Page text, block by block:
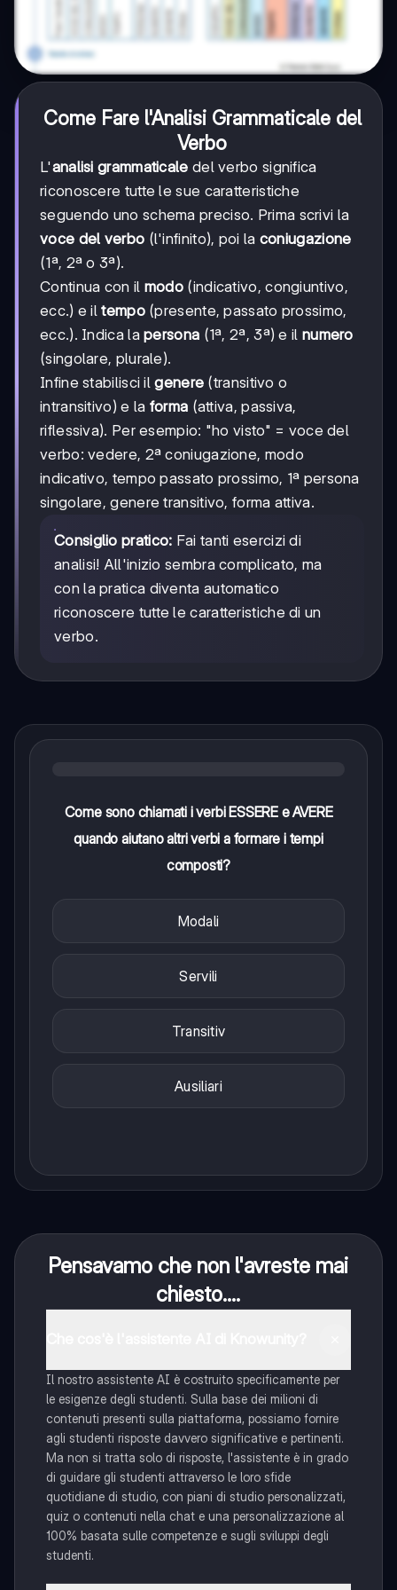
Come Fare l'Analisi Grammaticale del
Verbo
L'analisi grammaticale del verbo significa
riconoscere tutte le sue caratteristiche
seguendo uno schema preciso. Prima scrivi la
voce del verbo (l'infinito), poi la coniugazione
(1ª, 2ª o 3ª).
Continua con il modo (indicativo, congiuntivo,
ecc.) e iltempo(presente, passato prossimo,
ecc.). Indica lapersona (1ª, 2ª, 3ª) e il numero
(singolare, plurale).
Infine stabilisci ilgenere (transitivo o
intransitivo) e la forma (attiva, passiva,
riflessiva). Per esempio: "ho visto" = voce del
verbo: vedere, 2ª coniugazione, modo
indicativo, tempo passato prossimo, 1ª persona
singolare, genere transitivo, forma attiva.
Consiglio pratico: Fai tanti esercizi di
analisi! All'inizio sembra complicato, ma
con la pratica diventa automatico
riconoscere tutte le caratteristiche di un
verbo.
Come sono chiamati i verbi ESSERE e AVERE
quando aiutano altri verbi a formare i tempi
composti?
Modali
Servili
Transitiv
Ausiliari
Pensavamo che non l'avreste mai
chiesto....
Il nostro assistente AI è costruito specificamente per
le esigenze degli studenti. Sulla base dei milioni di
contenuti presenti sulla piattaforma, possiamo fornire
agli studenti risposte davvero significative e pertinenti.
Ma non si tratta solo di risposte, l'assistente è in grado
di guidare gli studenti attraverso le loro sfide
quotidiane di studio, con piani di studio personalizzati,
quiz o contenuti nella chat e una personalizzazione al
100% basata sulle competenze e sugli sviluppi degli
studenti.